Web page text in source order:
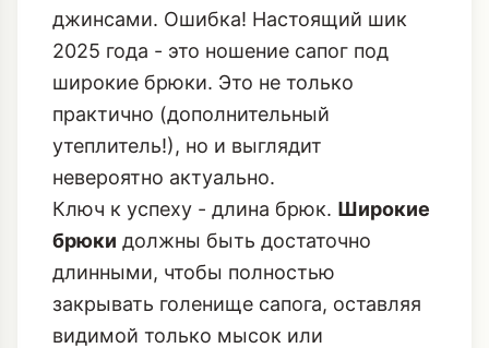
джинсами. Ошибка! Настоящий шик
2025 года - это ношение сапог под
широкие брюки. Это не только
практично (дополнительный
утеплитель!), но и выглядит
невероятно актуально.
Ключ к успеху - длина брюк. Широкие
брюки должны быть достаточно
длинными, чтобы полностью
закрывать голенище сапога, оставляя
видимой только мысок или